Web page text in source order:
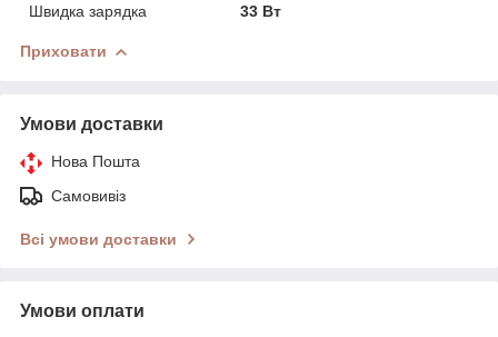
Швидка зарядка
33 Вт
Приховати
Умови доставки
Нова Пошта
Самовивіз
Всі умови доставки
Умови оплати